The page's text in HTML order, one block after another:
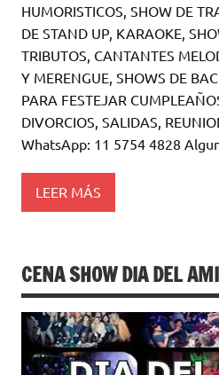
HUMORISTICOS, SHOW DE
DE STAND UP, KARAOKE,
TRIBUTOS, CANTANTES
Y MERENGUE, SHOWS DE
PARA FESTEJAR
DIVORCIOS, SALIDAS,
WhatsApp: 11 5754 4828
LEER MÁS
CENA SHOW DIA DEL